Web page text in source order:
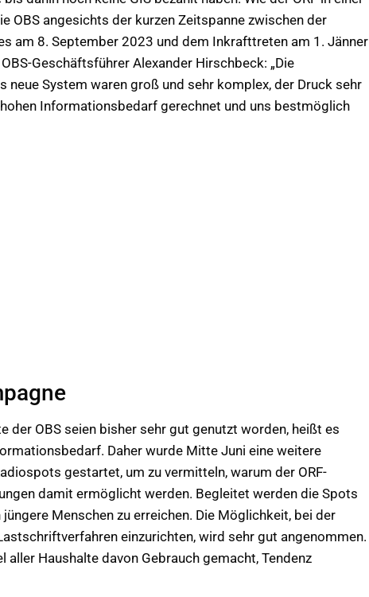
OBS angesichts der kurzen Zeitspanne zwischen der
am 8. September 2023 und dem Inkrafttreten am 1. Jänner
Geschäftsführer Alexander Hirschbeck: „Die
neue System waren groß und sehr komplex, der Druck sehr
Informationsbedarf gerechnet und uns bestmöglich
der OBS seien bisher sehr gut genutzt worden, heißt es
Daher wurde Mitte Juni eine weitere
gestartet, um zu vermitteln, warum der ORF-
damit ermöglicht werden. Begleitet werden die Spots
Menschen zu erreichen. Die Möglichkeit, bei der
einzurichten, wird sehr gut angenommen.
aller Haushalte davon Gebrauch gemacht, Tendenz